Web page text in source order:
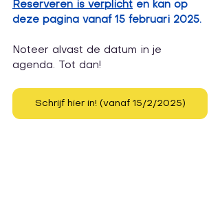
Reserveren is verplicht en kan op
deze pagina vanaf 15 februari 2025.
Noteer alvast de datum in je
agenda. Tot dan!
Schrijf hier in! (vanaf 15/2/2025)